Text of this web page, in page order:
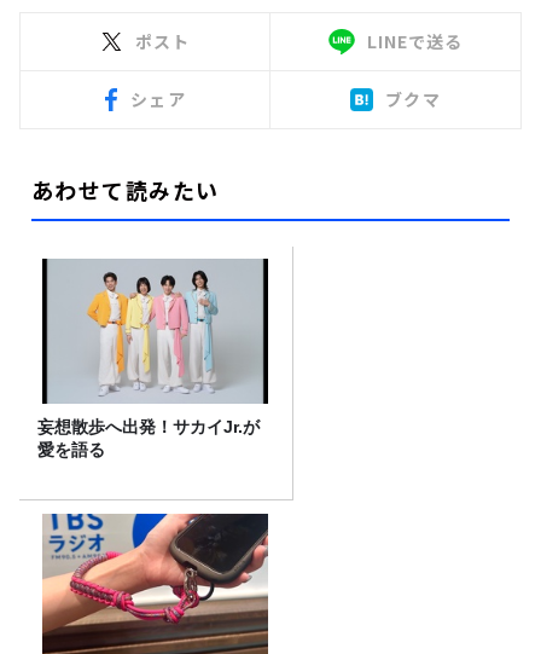
ポスト LINEで送る
シェア ブクマ
あわせて読みたい
妄想散歩へ出発！サカイJr.が
愛を語る